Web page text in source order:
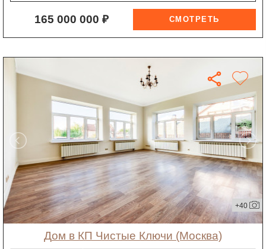
165 000 000 ₽
+40
дом в КП Чистые Ключи (Москва)